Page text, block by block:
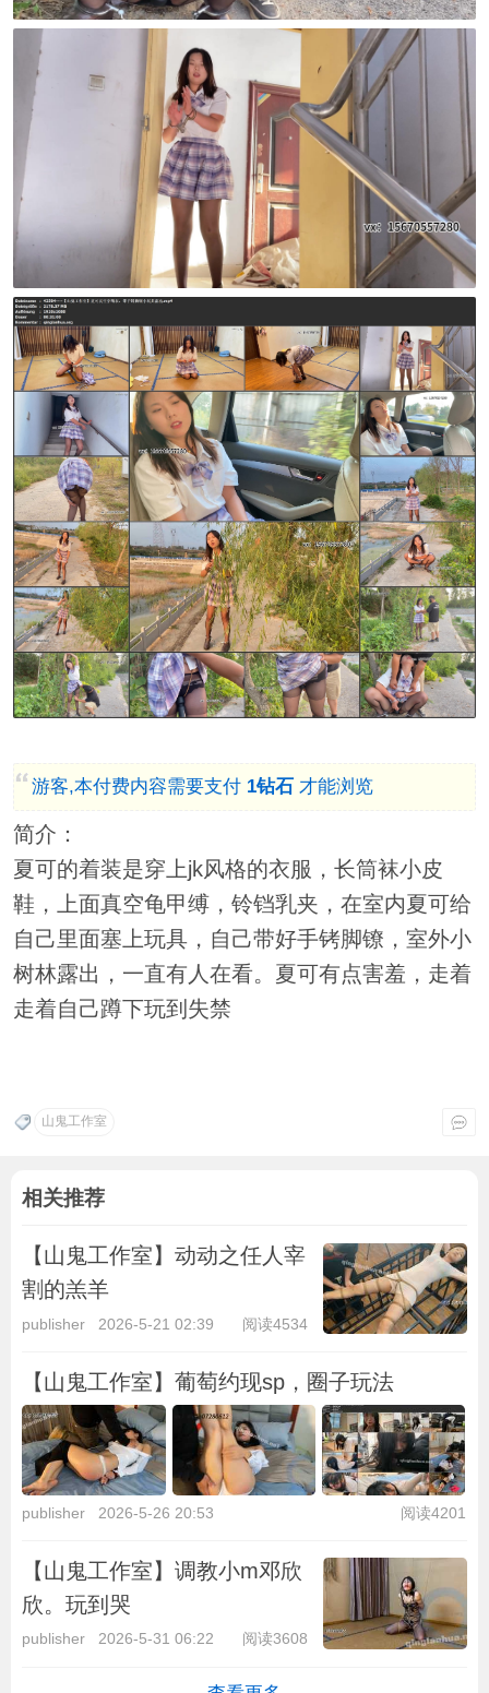
游客,本付费内容需要支付 1钻石 才能浏览
简介：
夏可的着装是穿上jk风格的衣服，长筒袜小皮
鞋，上面真空龟甲缚，铃铛乳夹，在室内夏可给
自己里面塞上玩具，自己带好手铐脚镣，室外小
树林露出，一直有人在看。夏可有点害羞，走着
走着自己蹲下玩到失禁
山鬼工作室
相关推荐
【山鬼工作室】动动之任人宰
割的羔羊
publisher 2026-5-21 02:39 阅读4534
【山鬼工作室】葡萄约现sp，圈子玩法
publisher 2026-5-26 20:53 阅读4201
【山鬼工作室】调教小m邓欣
欣。玩到哭
publisher 2026-5-31 06:22 阅读3608